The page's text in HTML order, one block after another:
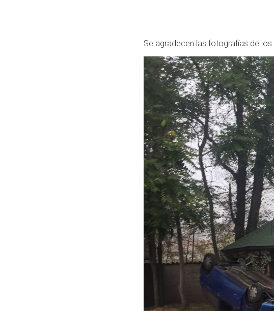
Se agradecen las fotografías de